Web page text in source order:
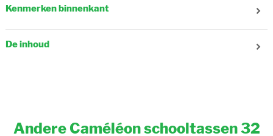
Aantal zakken vooraan : 2
Reflecterende strips : Ja
Kenmerken binnenkant
Samenstelling : Textiel, recycled
De inhoud
Grote ringmap A4 (32x29x7cm) : Nee
Andere Caméléon schooltassen 32